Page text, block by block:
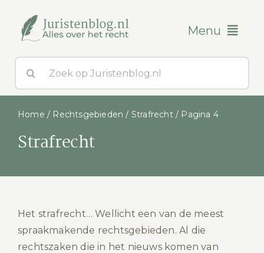
inhoud
Menu
Blogs
Over ons
Contact
naar:
Home / Rechtsgebieden / Strafrecht/ Pagina 4
Strafrecht
Het strafrecht… Wellicht een van de meest
spraakmakende rechtsgebieden. Al die
rechtszaken die in het nieuws komen van